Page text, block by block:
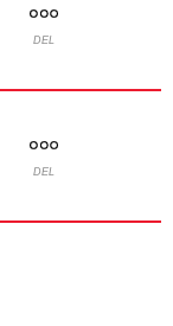
DEL
DEL